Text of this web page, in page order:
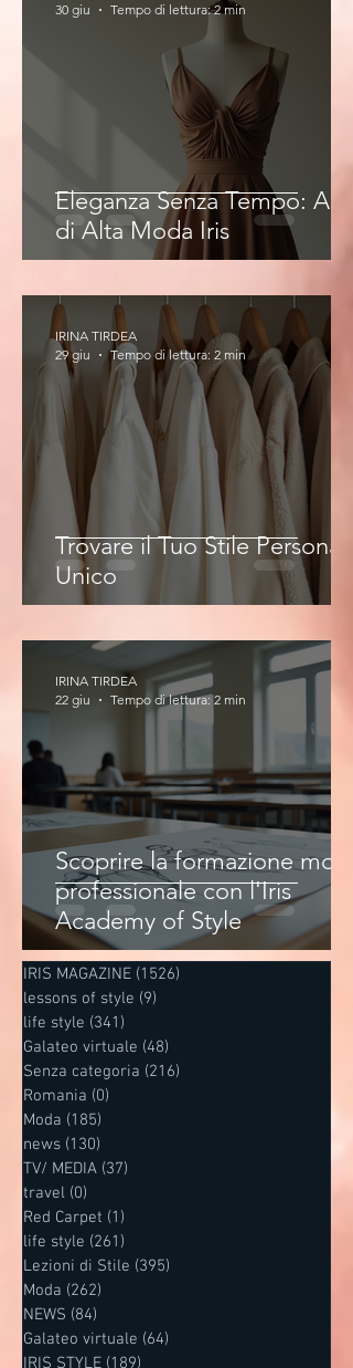
Eleganza Senza Tempo: Abiti
di Alta Moda Iris
30 giu
Tempo di lettura: 2 min
Trovare il Tuo Stile Personale
Unico
IRINA TIRDEA
29 giu
Tempo di lettura: 2 min
Scoprire la formazione moda
professionale con l'Iris
Academy of Style
IRINA TIRDEA
22 giu
Tempo di lettura: 2 min
IRIS MAGAZINE (1526)
lessons of style (9)
life style (341)
Galateo virtuale (48)
Senza categoria (216)
Romania (0)
Moda (185)
news (130)
TV/ MEDIA (37)
travel (0)
Red Carpet (1)
life style (261)
Lezioni di Stile (395)
Moda (262)
NEWS (84)
Galateo virtuale (64)
IRIS STYLE (189)